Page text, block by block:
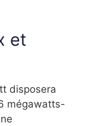
et
disposera
mégawatts-